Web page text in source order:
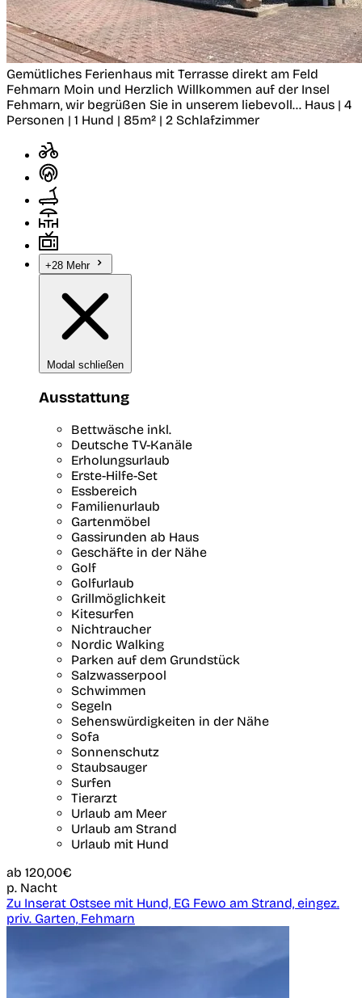
Gemütliches Ferienhaus mit Terrasse direkt am Feld
Fehmarn Moin und Herzlich Willkommen auf der Insel
Fehmarn, wir begrüßen Sie in unserem liebevoll... Haus | 4
Personen | 1 Hund | 85m² | 2 Schlafzimmer
+28 Mehr
Modal schließen
Ausstattung
Bettwäsche inkl.
Deutsche TV-Kanäle
Erholungsurlaub
Erste-Hilfe-Set
Essbereich
Familienurlaub
Gartenmöbel
Gassirunden ab Haus
Geschäfte in der Nähe
Golf
Golfurlaub
Grillmöglichkeit
Kitesurfen
Nichtraucher
Nordic Walking
Parken auf dem Grundstück
Salzwasserpool
Schwimmen
Segeln
Sehenswürdigkeiten in der Nähe
Sofa
Sonnenschutz
Staubsauger
Surfen
Tierarzt
Urlaub am Meer
Urlaub am Strand
Urlaub mit Hund
ab 120,00€
p. Nacht
Zu Inserat Ostsee mit Hund, EG Fewo am Strand, eingez.
priv. Garten, Fehmarn